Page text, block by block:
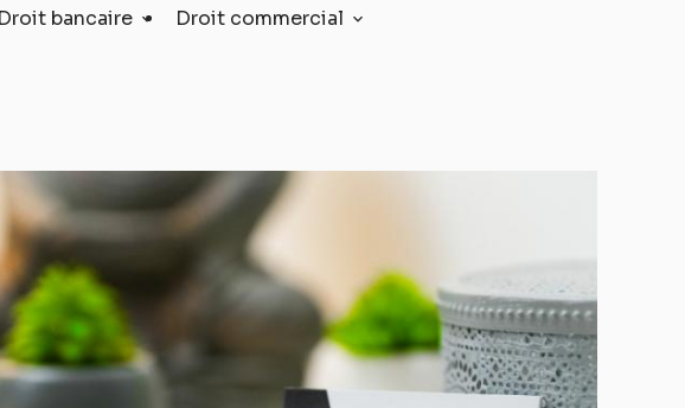
Droit bancaire Droit commercial